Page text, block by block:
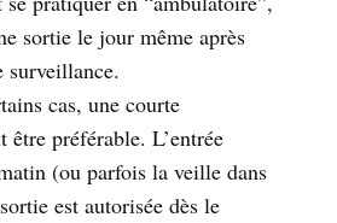
sortie le jour même après
surveillance.
cas, une courte
préférable. L’entrée
(ou parfois la veille dans
est autorisée dès le